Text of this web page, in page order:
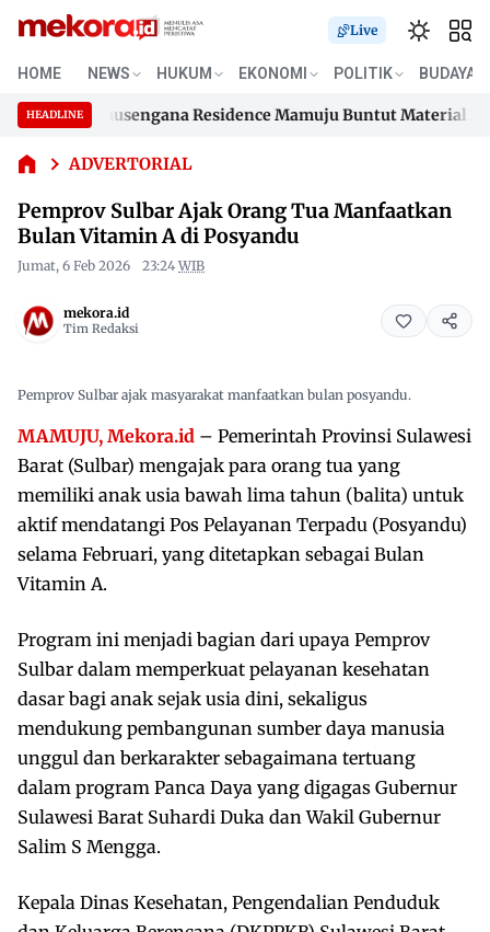
Live
HOME NEWS HUKUM EKONOMI POLITIK BUDAYA
HEADLINE
Samusengana Residence Mamuju Buntut Material 200
Samusengana Residence Mamuju Buntut Material 200
ADVERTORIAL
Sulbar Ajak
Manfaatkan
Vitamin A
di Posyandu
Pemprov Sulbar Ajak Orang Tua Manfaatkan
Bulan Vitamin A di Posyandu
Jumat, 6 Feb 2026 23:24 WIB
mekora.id
Tim Redaksi
Pemprov Sulbar ajak masyarakat manfaatkan bulan posyandu.
MAMUJU, Mekora.id – Pemerintah Provinsi Sulawesi
Barat (Sulbar) mengajak para orang tua yang
memiliki anak usia bawah lima tahun (balita) untuk
aktif mendatangi Pos Pelayanan Terpadu (Posyandu)
selama Februari, yang ditetapkan sebagai Bulan
Vitamin A.
Program ini menjadi bagian dari upaya Pemprov
Sulbar dalam memperkuat pelayanan kesehatan
dasar bagi anak sejak usia dini, sekaligus
mendukung pembangunan sumber daya manusia
unggul dan berkarakter sebagaimana tertuang
dalam program Panca Daya yang digagas Gubernur
Sulawesi Barat Suhardi Duka dan Wakil Gubernur
Salim S Mengga.
Kepala Dinas Kesehatan, Pengendalian Penduduk